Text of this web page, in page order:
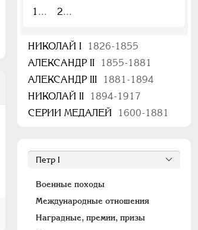
1 2
НИКОЛАЙ I
1826-1855
АЛЕКСАНДР II
1855-1881
АЛЕКСАНДР III
1881-1894
НИКОЛАЙ II
1894-1917
СЕРИИ МЕДАЛЕЙ
1600-1881
Военные походы
Международные отношения
Наградные, премии, призы